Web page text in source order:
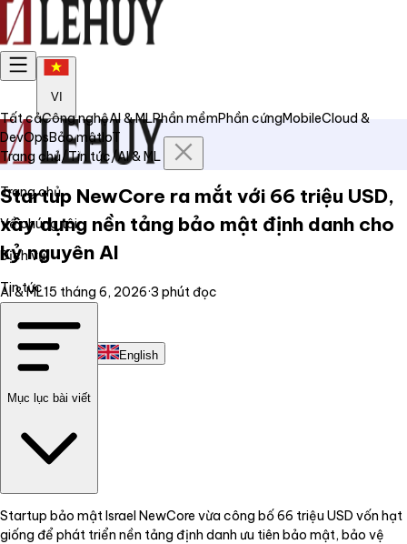
VI
Trang chủ
Về chúng tôi
Dịch vụ
Tin tức
Liên hệ
Tiếng Việt English
Tất cảCông nghệAI & MLPhần mềmPhần cứngMobileCloud &
DevOpsBảo mậtIoT
Trang chủ/Tin tức/AI & ML
Startup NewCore ra mắt với 66 triệu USD,
xây dựng nền tảng bảo mật định danh cho
kỷ nguyên AI
AI & ML15 tháng 6, 2026·3 phút đọc
Mục lục bài viết
Startup bảo mật Israel NewCore vừa công bố 66 triệu USD vốn hạt
giống để phát triển nền tảng định danh ưu tiên bảo mật, bảo vệ